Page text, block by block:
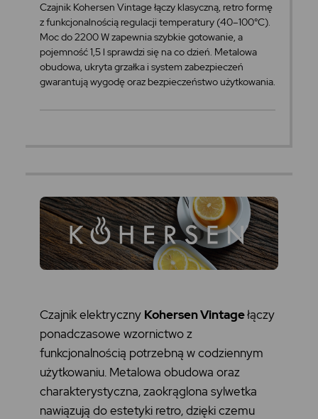
Czajnik Kohersen Vintage łączy klasyczną, retro formę
z funkcjonalnością regulacji temperatury (40–100°C).
Moc do 2200 W zapewnia szybkie gotowanie, a
pojemność 1,5 l sprawdzi się na co dzień. Metalowa
obudowa, ukryta grzałka i system zabezpieczeń
gwarantują wygodę oraz bezpieczeństwo użytkowania.
Czajnik elektryczny Kohersen Vintagełączy
ponadczasowe wzornictwo z
funkcjonalnością potrzebną w codziennym
użytkowaniu. Metalowa obudowa oraz
charakterystyczna, zaokrąglona sylwetka
nawiązują do estetyki retro, dzięki czemu